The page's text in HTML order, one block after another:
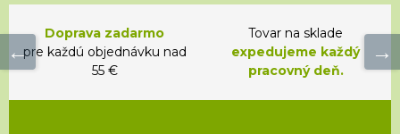
Doprava zadarmo
pre každú objednávku nad
55 €
Tovar na sklade
expedujeme každý
pracovný deň.